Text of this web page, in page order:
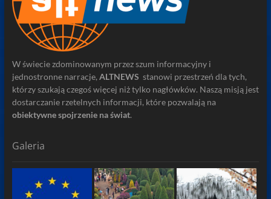
W świecie zdominowanym przez szum informacyjny i
jednostronne narracje, ALTNEWS stanowi przestrzeń dla tych,
którzy szukają czegoś więcej niż tylko nagłówków. Naszą misją jest
dostarczanie rzetelnych informacji, które pozwalają na
obiektywne spojrzenie na świat.
Galeria